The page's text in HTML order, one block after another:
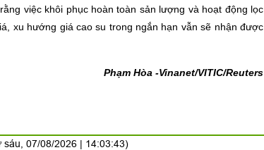
việc khôi phục hoàn toàn sản lượng và hoạt động lọc
xu hướng giá cao su trong ngắn hạn vẫn sẽ nhận được
Phạm Hòa -Vinanet/VITIC/Reuters
sáu, 07/08/2026 | 14:03:43)